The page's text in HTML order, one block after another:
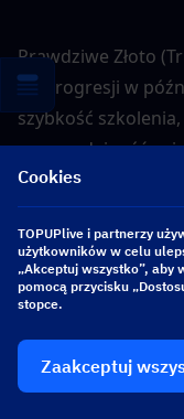
Prawdziwe Złoto
do progresji w
szybkość
oraz wydajność
TG na ważne
natychmiast.
Wniosek
Truegold to
etapie gry od
Cookies
TOPUPlive i partnerzy
użytkowników w celu
„Akceptuj wszystko”, aby
pomocą przycisku
stopce.
Zaakceptuj